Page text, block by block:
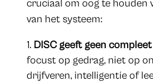
cruciaal om oog te houden
van het systeem:
DISC geeft geen
focust op gedrag, niet op
drijfveren, intelligentie of